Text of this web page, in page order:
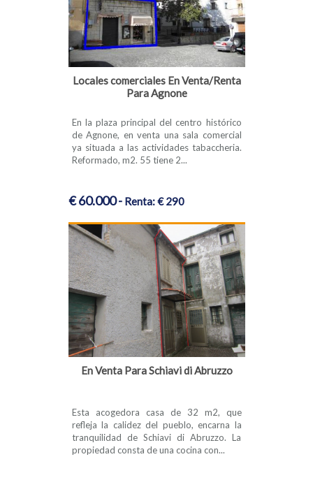
Locales comerciales En Venta/Renta
Para Agnone
En la plaza principal del centro histórico
de Agnone, en venta una sala comercial
ya situada a las actividades tabaccheria.
Reformado, m2. 55 tiene 2...
€ 60.000 - Renta: € 290
En Venta Para Schiavi di Abruzzo
Esta acogedora casa de 32 m2, que
refleja la calidez del pueblo, encarna la
tranquilidad de Schiavi di Abruzzo. La
propiedad consta de una cocina con...